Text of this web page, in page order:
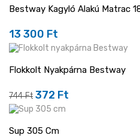
Bestway Kagyló Alakú Matrac
Ár
13 300 Ft
Flokkolt Nyakpárna Bestway
Regular
price
744 Ft Ár
372 Ft
Sup 305 Cm